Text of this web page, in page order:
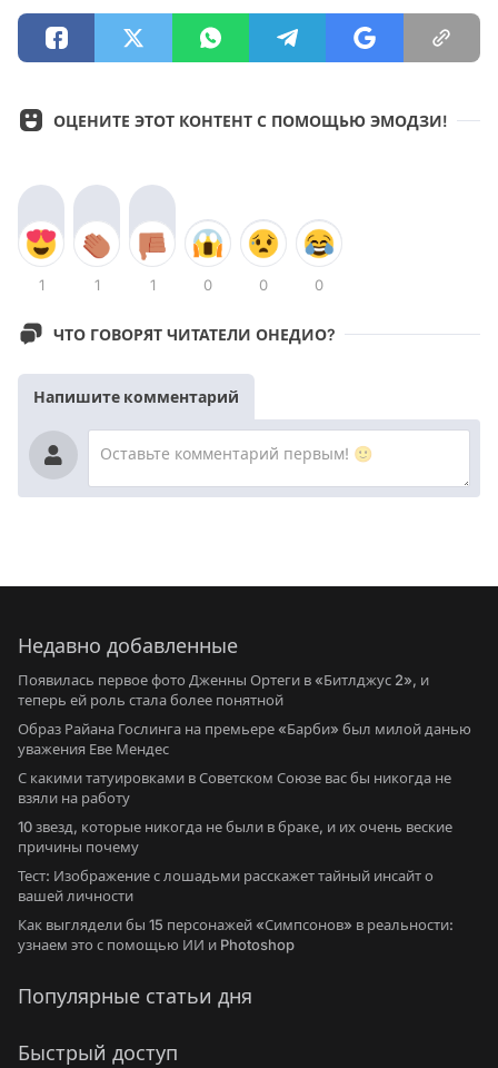
ОЦЕНИТЕ ЭТОТ КОНТЕНТ С ПОМОЩЬЮ ЭМОДЗИ!
1 1 1 0 0 0
ЧТО ГОВОРЯТ ЧИТАТЕЛИ ОНЕДИО?
Напишите комментарий
Недавно добавленные
Появилась первое фото Дженны Ортеги в «Битлджус 2», и
теперь ей роль стала более понятной
Образ Райана Гослинга на премьере «Барби» был милой данью
уважения Еве Мендес
С какими татуировками в Советском Союзе вас бы никогда не
взяли на работу
10 звезд, которые никогда не были в браке, и их очень веские
причины почему
Тест: Изображение с лошадьми расскажет тайный инсайт о
вашей личности
Как выглядели бы 15 персонажей «Симпсонов» в реальности:
узнаем это с помощью ИИ и Photoshop
Популярные статьи дня
Быстрый доступ